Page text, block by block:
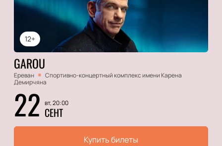
12+
GAROU
Ереван
Спортивно-концертный комплекс имени Карена
Демирчяна
22 вт, 20:00
СЕНТ
Купить билеты